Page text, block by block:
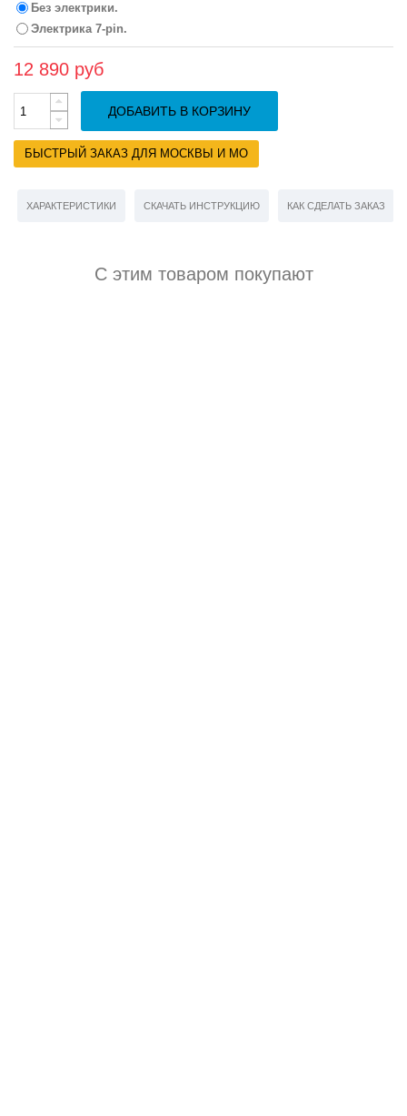
Без электрики.
Электрика 7-pin.
12 890 руб
ДОБАВИТЬ В КОРЗИНУ
БЫСТРЫЙ ЗАКАЗ ДЛЯ МОСКВЫ И МО
ХАРАКТЕРИСТИКИ СКАЧАТЬ ИНСТРУКЦИЮ КАК СДЕЛАТЬ ЗАКАЗ
С этим товаром покупают